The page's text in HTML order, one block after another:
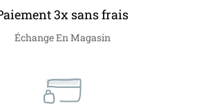
3x sans frais
Échange En Magasin